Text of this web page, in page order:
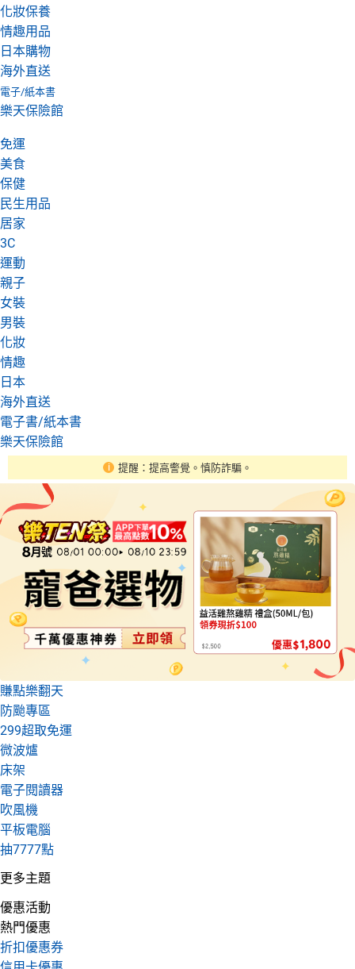
化妝保養
情趣用品
日本購物
海外直送
電子/紙本書
樂天保險館
免運
美食
保健
民生用品
居家
3C
運動
親子
女裝
男裝
化妝
情趣
日本
海外直送
電子書/紙本書
樂天保險館
提醒：提高警覺。慎防詐騙。
賺點樂翻天
防颱專區
299超取免運
微波爐
床架
電子閱讀器
吹風機
平板電腦
抽7777點
更多主題
優惠活動
熱門優惠
折扣優惠券